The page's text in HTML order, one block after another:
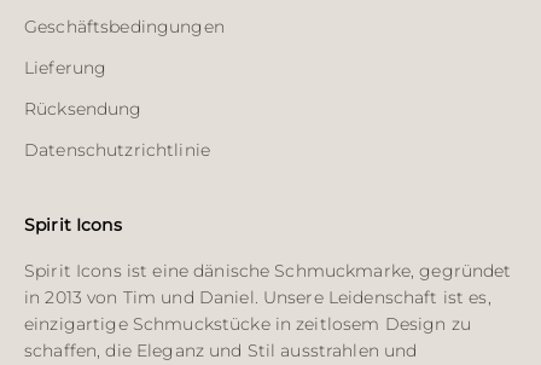
Geschäftsbedingungen
Lieferung
Rücksendung
Datenschutzrichtlinie
Spirit Icons
Spirit Icons ist eine dänische Schmuckmarke, gegründet
in 2013 von Tim und Daniel. Unsere Leidenschaft ist es,
einzigartige Schmuckstücke in zeitlosem Design zu
schaffen, die Eleganz und Stil ausstrahlen und